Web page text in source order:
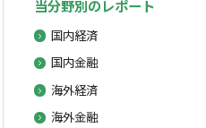
当分野別のレポート
国内経済
国内金融
海外経済
海外金融